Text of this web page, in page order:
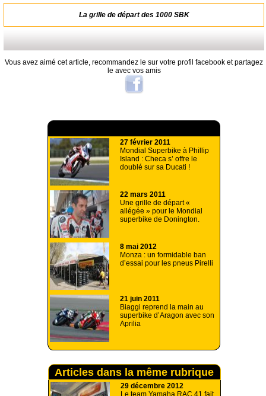
La grille de départ des 1000 SBK
Vous avez aimé cet article, recommandez le sur votre profil facebook et partagez
le avec vos amis
27 février 2011
Mondial Superbike à Phillip
Island : Checa s’ offre le
doublé sur sa Ducati !
22 mars 2011
Une grille de départ «
allégée » pour le Mondial
superbike de Donington.
8 mai 2012
Monza : un formidable ban
d’essai pour les pneus Pirelli
21 juin 2011
Biaggi reprend la main au
superbike d’Aragon avec son
Aprilia
Articles dans la même rubrique
29 décembre 2012
Le team Yamaha RAC 41 fait